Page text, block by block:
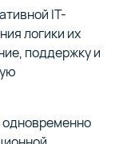
IT-
логики их
поддержку и
одновременно